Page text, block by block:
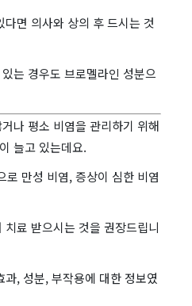
면 의사와 상의 후 드시는 것
는 경우도 브로멜라인 성분으
나 평소 비염을 관리하기 위해
늘고 있는데요.
로 만성 비염, 증상이 심한 비염
료 받으시는 것을 권장드립니
, 성분, 부작용에 대한 정보였